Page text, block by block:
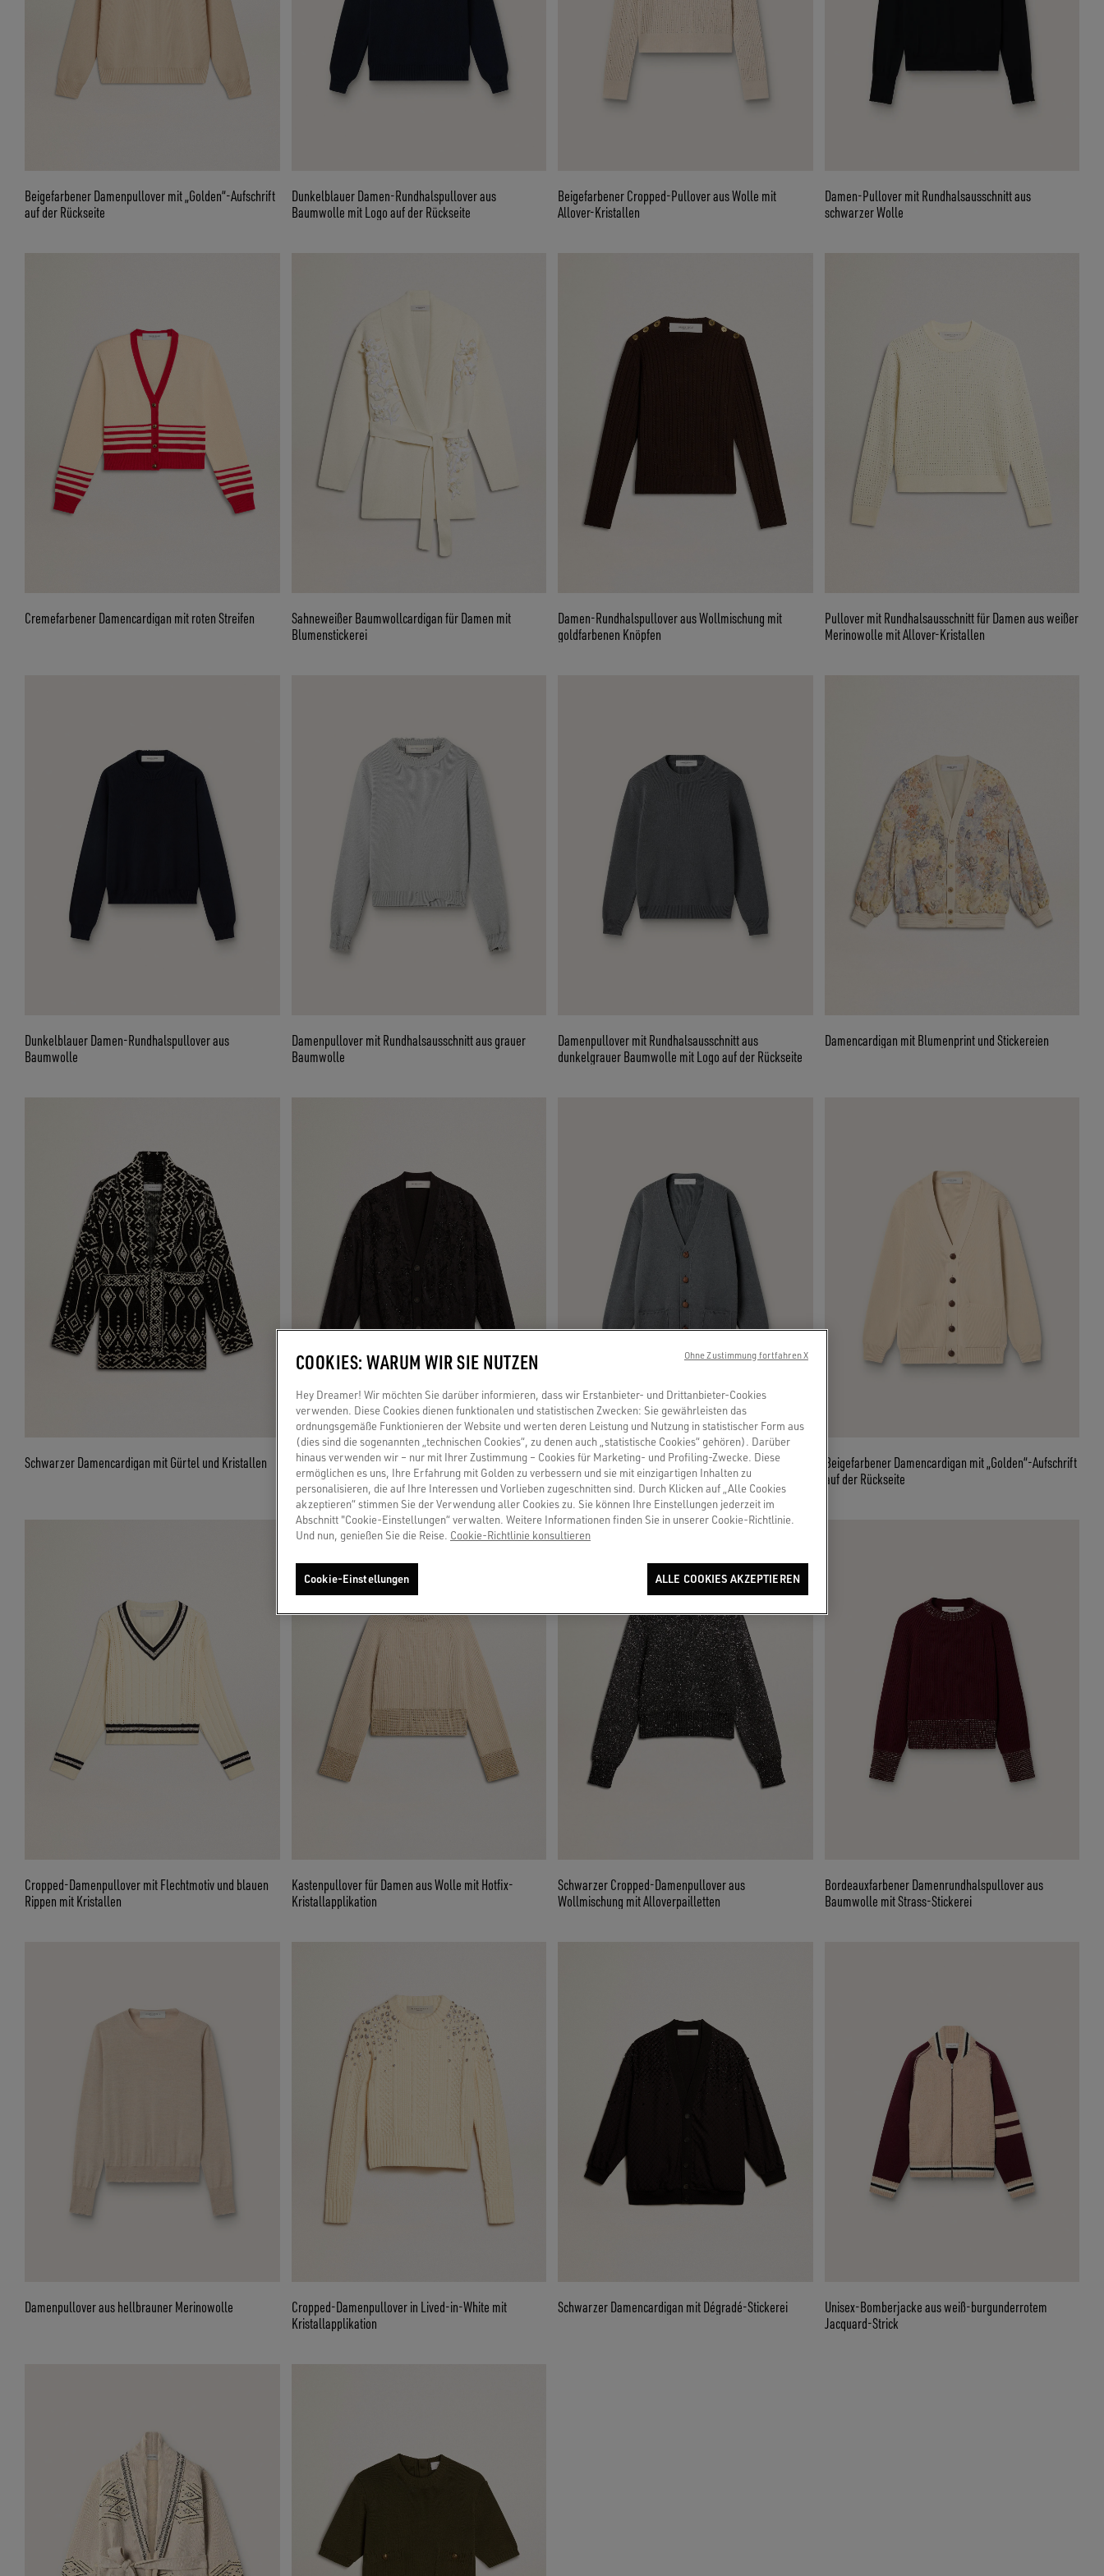
Beigefarbener Damenpullover mit „Golden“-Aufschrift
auf der Rückseite
Dunkelblauer Damen-Rundhalspullover aus
Baumwolle mit Logo auf der Rückseite
Beigefarbener Cropped-Pullover aus Wolle mit
Allover-Kristallen
Damen-Pullover mit Rundhalsausschnitt aus
schwarzer Wolle
Cremefarbener Damencardigan mit roten Streifen
Sahneweißer Baumwollcardigan für Damen mit
Blumenstickerei
Damen-Rundhalspullover aus Wollmischung mit
goldfarbenen Knöpfen
Pullover mit Rundhalsausschnitt für Damen aus weißer
Merinowolle mit Allover-Kristallen
Dunkelblauer Damen-Rundhalspullover aus
Baumwolle
Damenpullover mit Rundhalsausschnitt aus grauer
Baumwolle
Damenpullover mit Rundhalsausschnitt aus
dunkelgrauer Baumwolle mit Logo auf der Rückseite
Damencardigan mit Blumenprint und Stickereien
Schwarzer Damencardigan mit Gürtel und Kristallen
Schwarzer Damencardigan mit farblich passender
Toile-de-Jouy-Stickerei
Damenstrickjacke aus grau melierter Baumwolle mit
Logo auf dem Rücken
Beigefarbener Damencardigan mit „Golden“-Aufschrift
auf der Rückseite
Cropped-Damenpullover mit Flechtmotiv und blauen
Rippen mit Kristallen
Kastenpullover für Damen aus Wolle mit Hotfix-
Kristallapplikation
Schwarzer Cropped-Damenpullover aus
Wollmischung mit Alloverpailletten
Bordeauxfarbener Damenrundhalspullover aus
Baumwolle mit Strass-Stickerei
Damenpullover aus hellbrauner Merinowolle
Cropped-Damenpullover in Lived-in-White mit
Kristallapplikation
Schwarzer Damencardigan mit Dégradé-Stickerei
Unisex-Bomberjacke aus weiß-burgunderrotem
Jacquard-Strick
COOKIES: WARUM WIR SIE NUTZEN
Hey Dreamer! Wir möchten Sie darüber informieren, dass wir Erstanbieter- und Drittanbieter-Cookies
verwenden. Diese Cookies dienen funktionalen und statistischen Zwecken: Sie gewährleisten das
ordnungsgemäße Funktionieren der Website und werten deren Leistung und Nutzung in statistischer Form aus
(dies sind die sogenannten „technischen Cookies“, zu denen auch „statistische Cookies“ gehören). Darüber
hinaus verwenden wir – nur mit Ihrer Zustimmung – Cookies für Marketing- und Profiling-Zwecke. Diese
ermöglichen es uns, Ihre Erfahrung mit Golden zu verbessern und sie mit einzigartigen Inhalten zu
personalisieren, die auf Ihre Interessen und Vorlieben zugeschnitten sind. Durch Klicken auf „Alle Cookies
akzeptieren“ stimmen Sie der Verwendung aller Cookies zu. Sie können Ihre Einstellungen jederzeit im
Abschnitt "Cookie-Einstellungen“ verwalten. Weitere Informationen finden Sie in unserer Cookie-Richtlinie.
Und nun, genießen Sie die Reise. Cookie-Richtlinie konsultieren
Cookie-Einstellungen ALLE COOKIES AKZEPTIEREN
Ohne Zustimmung fortfahren X